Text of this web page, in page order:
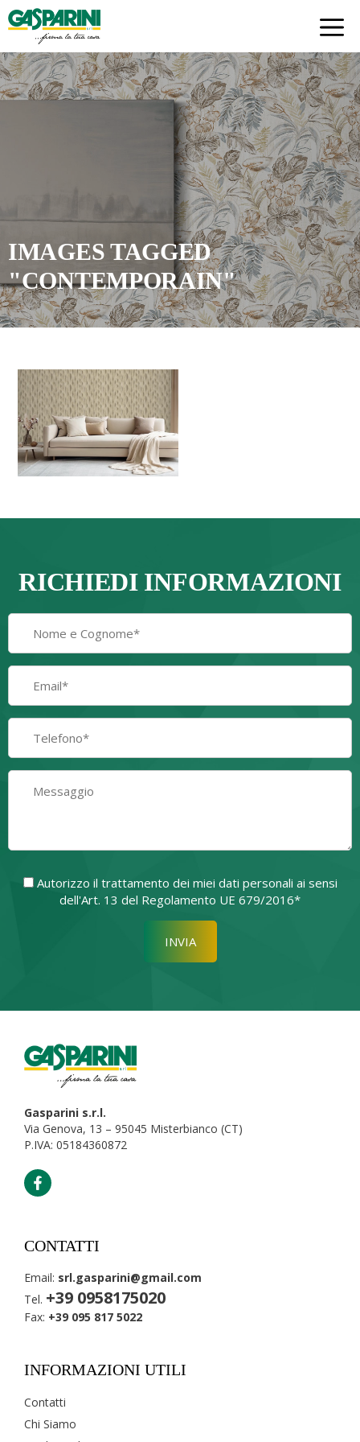
Skip
to
content
IMAGES TAGGED
"CONTEMPORAIN"
RICHIEDI INFORMAZIONI
Autorizzo il trattamento dei miei dati personali ai sensi
dell'Art. 13 del Regolamento UE 679/2016*
Si prega di lasciare vuoto
Gasparini s.r.l.
Via Genova, 13 – 95045 Misterbianco (CT)
P.IVA: 05184360872
CONTATTI
Email: srl.gasparini@gmail.com
Tel. +39 0958175020
Fax: +39 095 817 5022
INFORMAZIONI UTILI
Contatti
Chi Siamo